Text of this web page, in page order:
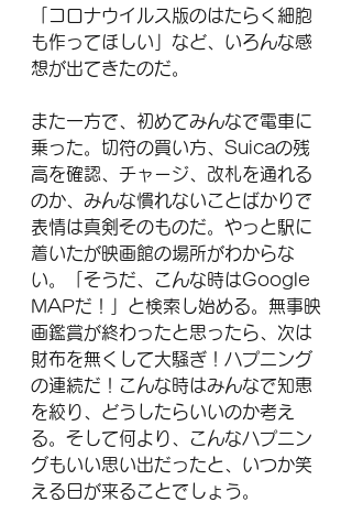
「コロナウイルス版のはたらく細胞
も作ってほしい」など、いろんな感
想が出てきたのだ。
また一方で、初めてみんなで電車に
乗った。切符の買い方、Suicaの残
高を確認、チャージ、改札を通れる
のか、みんな慣れないことばかりで
表情は真剣そのものだ。やっと駅に
着いたが映画館の場所がわからな
い。「そうだ、こんな時はGoogle
MAPだ！」と検索し始める。無事映
画鑑賞が終わったと思ったら、次は
財布を無くして大騒ぎ！ハプニング
の連続だ！こんな時はみんなで知恵
を絞り、どうしたらいいのか考え
る。そして何より、こんなハプニン
グもいい思い出だったと、いつか笑
える日が来ることでしょう。